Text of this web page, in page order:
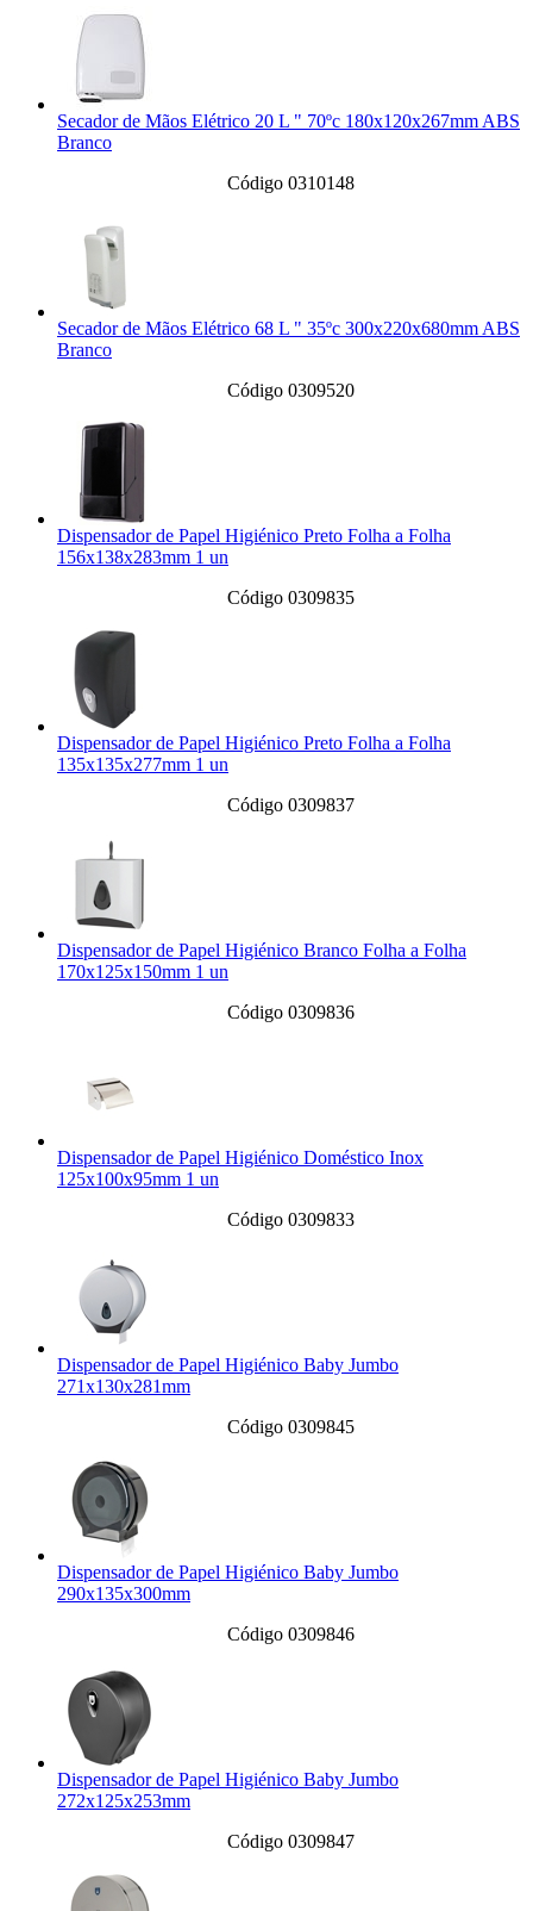
Secador de Mãos Elétrico 20 L " 70ºc 180x120x267mm ABS
Branco
Código 0310148
Secador de Mãos Elétrico 68 L " 35ºc 300x220x680mm ABS
Branco
Código 0309520
Dispensador de Papel Higiénico Preto Folha a Folha
156x138x283mm 1 un
Código 0309835
Dispensador de Papel Higiénico Preto Folha a Folha
135x135x277mm 1 un
Código 0309837
Dispensador de Papel Higiénico Branco Folha a Folha
170x125x150mm 1 un
Código 0309836
Dispensador de Papel Higiénico Doméstico Inox
125x100x95mm 1 un
Código 0309833
Dispensador de Papel Higiénico Baby Jumbo
271x130x281mm
Código 0309845
Dispensador de Papel Higiénico Baby Jumbo
290x135x300mm
Código 0309846
Dispensador de Papel Higiénico Baby Jumbo
272x125x253mm
Código 0309847